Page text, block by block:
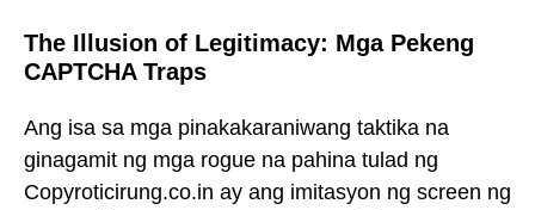
The Illusion of Legitimacy: Mga Pekeng
CAPTCHA Traps
Ang isa sa mga pinakakaraniwang taktika na
ginagamit ng mga rogue na pahina tulad ng
Copyroticirung.co.in ay ang imitasyon ng screen ng